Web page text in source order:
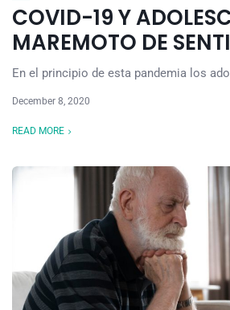
COVID-19 Y
MAREMOTO DE
En el principio de esta pandemia los
December 8, 2020
READ MORE